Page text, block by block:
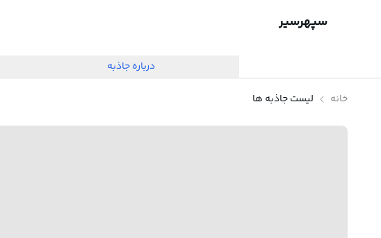
سپهرسیر
درباره جاذبه
خانه لیست جاذبه ها